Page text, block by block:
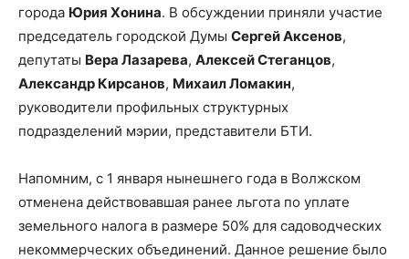
города Юрия Хонина. В обсуждении приняли участие
председатель городской Думы Сергей Аксенов,
депутаты Вера Лазарева, Алексей Стеганцов,
Александр Кирсанов, Михаил Ломакин,
руководители профильных структурных
подразделений мэрии, представители БТИ.
Напомним, с 1 января нынешнего года в Волжском
отменена действовавшая ранее льгота по уплате
земельного налога в размере 50% для садоводческих
некоммерческих объединений. Данное решение было